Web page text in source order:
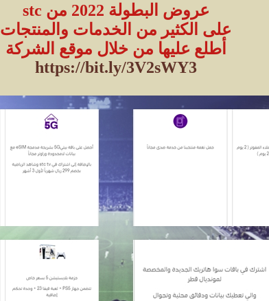
عروض البطولة 2022 من stc
على الكثير من الخدمات والمنتجات
أطلع عليها من خلال موقع الشركة
https://bit.ly/3V2sWY3